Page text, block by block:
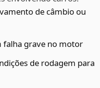
de câmbio ou
falha grave no motor
de rodagem para